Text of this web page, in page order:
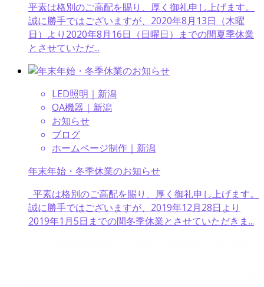
平素は格別のご高配を賜り、厚く御礼申し上げます。
誠に勝手ではございますが、2020年8月13日（木曜
日）より2020年8月16日（日曜日）までの間夏季休業
とさせていただ...
LED照明｜新潟
OA機器｜新潟
お知らせ
ブログ
ホームページ制作｜新潟
年末年始・冬季休業のお知らせ
平素は格別のご高配を賜り、厚く御礼申し上げます。
誠に勝手ではございますが、2019年12月28日より
2019年1月5日までの間冬季休業とさせていただきま...